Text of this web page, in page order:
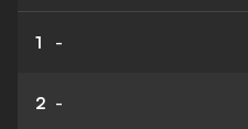
1 -
2 -